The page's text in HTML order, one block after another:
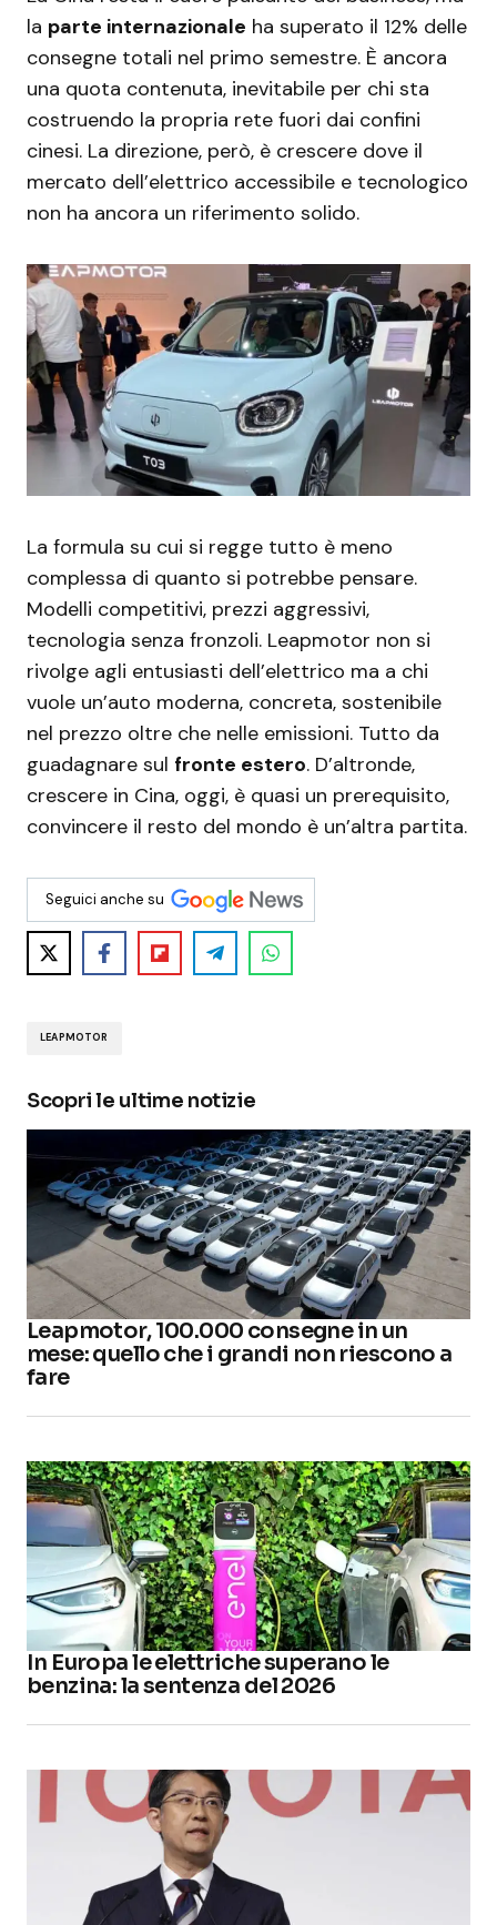
la parte internazionale ha superato il 12% delle
consegne totali nel primo semestre. È ancora
una quota contenuta, inevitabile per chi sta
costruendo la propria rete fuori dai confini
cinesi. La direzione, però, è crescere dove il
mercato dell’elettrico accessibile e tecnologico
non ha ancora un riferimento solido.
La formula su cui si regge tutto è meno
complessa di quanto si potrebbe pensare.
Modelli competitivi, prezzi aggressivi,
tecnologia senza fronzoli. Leapmotor non si
rivolge agli entusiasti dell’elettrico ma a chi
vuole un’auto moderna, concreta, sostenibile
nel prezzo oltre che nelle emissioni. Tutto da
guadagnare sul fronte estero. D’altronde,
crescere in Cina, oggi, è quasi un prerequisito,
convincere il resto del mondo è un’altra partita.
Seguici anche su
LEAPMOTOR
Scopri le ultime notizie
Leapmotor, 100.000 consegne in un
mese: quello che i grandi non riescono a
fare
In Europa le elettriche superano le
benzina: la sentenza del 2026